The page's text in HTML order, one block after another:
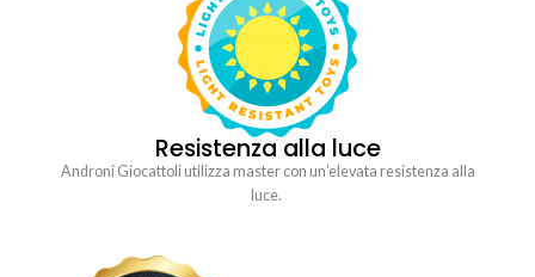
Resistenza alla luce
Androni Giocattoli utilizza master con un’elevata resistenza alla
luce.